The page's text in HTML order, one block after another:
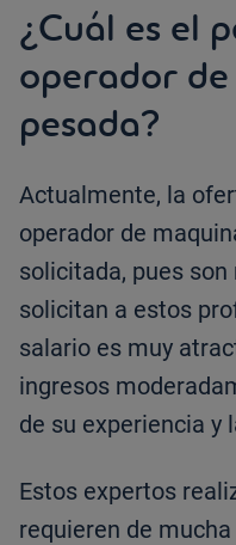
¿Cuál es el
operador
pesada?
Actualmente, la
operador de
solicitada, pues
solicitan a estos
salario es muy
ingresos
de su experiencia y
Estos expertos
requieren de